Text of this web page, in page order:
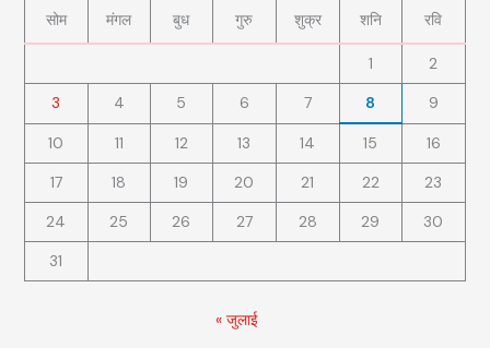
सोम मंगल बुध गुरु शुक्र शनि रवि
1
2
3
4 5 6 7 8 9
10 11 12 13 14 15
16
17
18 19 20 21 22
23
24
25 26 27 28 29
30
31
« जुलाई